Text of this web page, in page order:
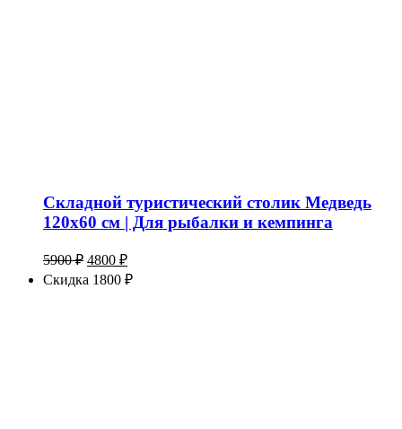
Складной туристический столик Медведь
120х60 см | Для рыбалки и кемпинга
5900₽ Первоначальная
цена
составляла
4800 ₽Текущая
цена:
Скидка 1800 ₽